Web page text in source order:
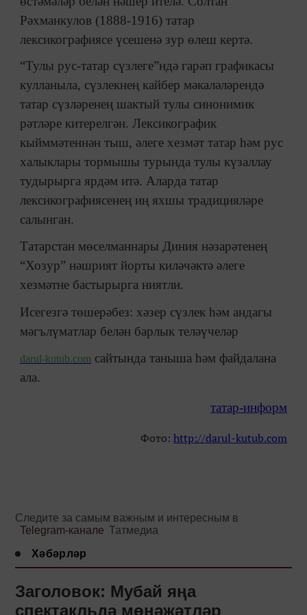
Рәхманкулов (1888-1916) татар
лексикографиясе үсешенә зур өлеш кертә.
“Тулы рус-татар сүзлеге”ндә гарәп графикасы
кулланыла, сүзлекнең кайбер мәкаләләрендә
татар сүзләренең шактый тулы синонимик
рәтләре китерелгән. Лексикографик
кыйммәтеннән тыш, әлеге хезмәт татар һәм рус
халыклары тормышы турында тулы күзаллау
тудырырга ярдәм итә. Аларда татар
лексикографиясенең иң яхшы традицияләре
салынган.
Татарстан мөселманнары Диния нәзарәтенең
“Хозур” нәшрият йорты киләчәктә әлеге
хезмәтне бастырырга ниятли.
Исегезгә төшерәбез: хәзер сүзлек һәм андагы
мәгълүматлар белән барлык теләүчеләр
darul-kutub.com сайтында таныша һәм файдалана
ала.
татар-информ
Фото: http://darul-kutub.com
Следите за самым важным и интересным в
Telegram-канале Татмедиа
Хәбәрләр
Заголовок: Мубай яңа
спектакльдә мөнәҗәтләр